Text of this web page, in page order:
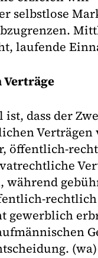
selbstlose
laufende
dass der
Verträgen
öffentlich-
während
rechtlich
gewerblich
(wa)